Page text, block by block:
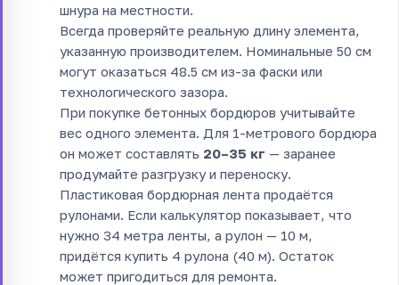
шнура на местности.
Всегда проверяйте реальную длину элемента,
указанную производителем. Номинальные 50 см
могут оказаться 48.5 см из-за фаски или
технологического зазора.
При покупке бетонных бордюров учитывайте
вес одного элемента. Для 1-метрового бордюра
он может составлять 20–35 кг — заранее
продумайте разгрузку и переноску.
Пластиковая бордюрная лента продаётся
рулонами. Если калькулятор показывает, что
нужно 34 метра ленты, а рулон — 10 м,
придётся купить 4 рулона (40 м). Остаток
может пригодиться для ремонта.